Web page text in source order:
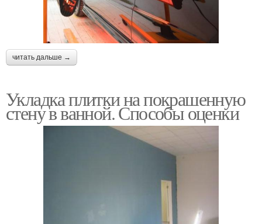
читать дальше →
Укладка плитки на покрашенную
стену в ванной. Способы оценки